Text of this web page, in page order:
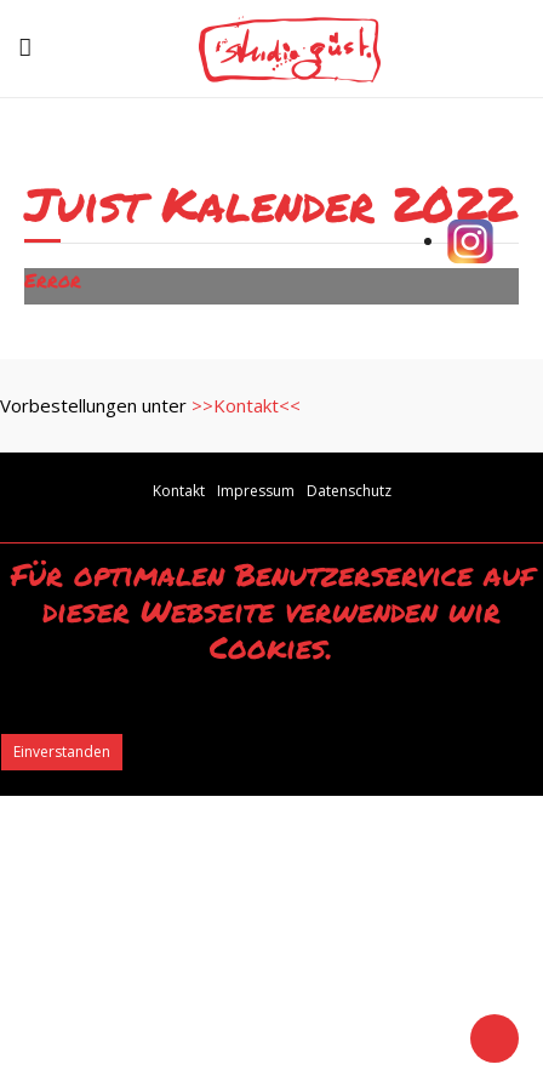
Juist Kalender 2022
Error
Vorbestellungen unter >>Kontakt<<
Kontakt Impressum Datenschutz
Für optimalen Benutzerservice auf
dieser Webseite verwenden wir
Cookies.
Einverstanden